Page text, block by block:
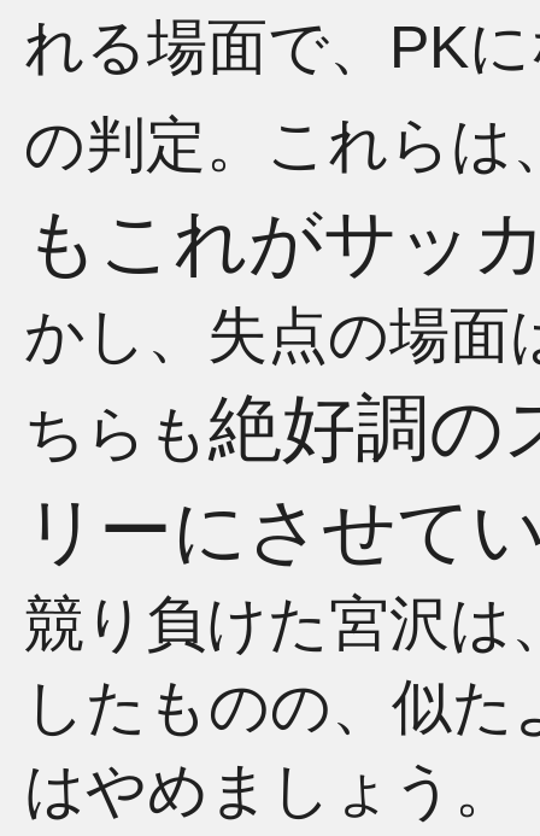
れる場面で、PK
の判定。これらは
もこれがサッ
かし、失点の場面
ちらも絶好調の
リーにさせて
競り負けた宮沢は
したものの、似
はやめましょう。